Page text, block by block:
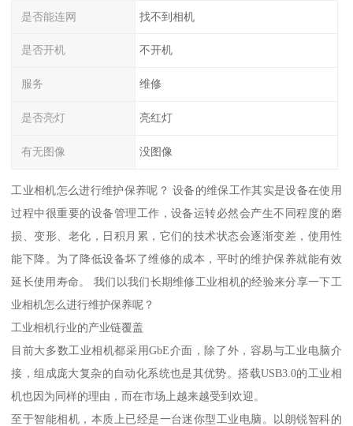
是否能连网 找不到相机
是否开机 不开机
服务 维修
是否亮灯 亮红灯
有无图像 没图像
工业相机怎么进行维护保养呢？ 设备的维保工作其实是设备在使用
过程中很重要的设备管理工作，设备运转必然会产生不同程度的磨
损、变形、老化，日积月累，它们的技术状态会逐渐变差，使用性
能下降。为了降低设备坏了维修的成本，平时的维护保养就能有效
延长使用寿命。 我们以我们长期维修工业相机的经验来分享一下工
业相机怎么进行维护保养呢？
工业相机行业的产业链覆盖
目前大多数工业相机都采用GbE介面，除了外，容易与工业电脑介
接，组成庞大复杂的自动化系统也是其优势。搭载USB3.0的工业相
机也因为同样的理由，而在市场上越来越受到欢迎。
至于智能相机，本质上已经是一台迷你型工业电脑。以朗锐智科的